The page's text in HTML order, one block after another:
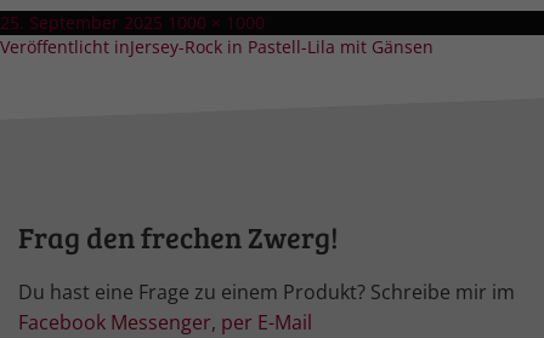
Veröffentlicht
am
25. September 2025 Volle
Größe
1000 × 1000
Beitragsnavigation
Veröffentlicht inJersey-Rock in Pastell-Lila mit Gänsen
Frag den frechen Zwerg!
Du hast eine Frage zu einem Produkt? Schreibe mir im
Facebook Messenger, per E-Mail